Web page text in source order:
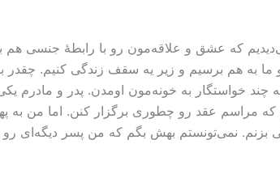
که عشق و علاقه‌مون رو با رابطۀ جنسی هم
به هم برسیم و زیر یه سقف زندگی کنیم. چقدر
خواستگار به خونه‌مون اومدن. پدر و مادرم
عقد رو چطوری برگزار کنن. اما من به
نمی‌تونستم بهش بگم که من پسر دیگه‌ای رو